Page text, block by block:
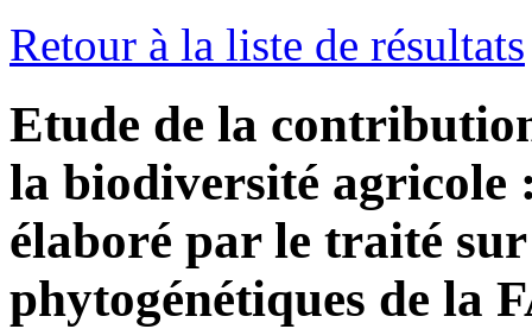
Retour à la liste de résultats
Etude de la
la biodiversité agricole
élaboré par le traité sur
phytogénétiques de la